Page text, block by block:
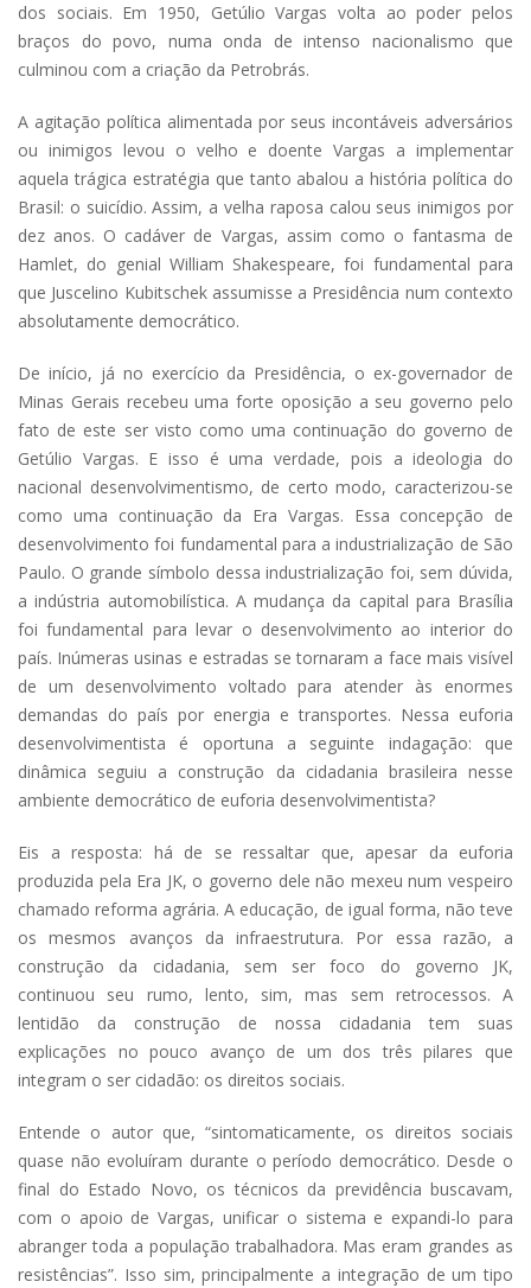
dos sociais. Em 1950, Getúlio Vargas volta ao poder pelos
braços do povo, numa onda de intenso nacionalismo que
culminou com a criação da Petrobrás.
A agitação política alimentada por seus incontáveis adversários
ou inimigos levou o velho e doente Vargas a implementar
aquela trágica estratégia que tanto abalou a história política do
Brasil: o suicídio. Assim, a velha raposa calou seus inimigos por
dez anos. O cadáver de Vargas, assim como o fantasma de
Hamlet, do genial William Shakespeare, foi fundamental para
que Juscelino Kubitschek assumisse a Presidência num contexto
absolutamente democrático.
De início, já no exercício da Presidência, o ex-governador de
Minas Gerais recebeu uma forte oposição a seu governo pelo
fato de este ser visto como uma continuação do governo de
Getúlio Vargas. E isso é uma verdade, pois a ideologia do
nacional desenvolvimentismo, de certo modo, caracterizou-se
como uma continuação da Era Vargas. Essa concepção de
desenvolvimento foi fundamental para a industrialização de São
Paulo. O grande símbolo dessa industrialização foi, sem dúvida,
a indústria automobilística. A mudança da capital para Brasília
foi fundamental para levar o desenvolvimento ao interior do
país. Inúmeras usinas e estradas se tornaram a face mais visível
de um desenvolvimento voltado para atender às enormes
demandas do país por energia e transportes. Nessa euforia
desenvolvimentista é oportuna a seguinte indagação: que
dinâmica seguiu a construção da cidadania brasileira nesse
ambiente democrático de euforia desenvolvimentista?
Eis a resposta: há de se ressaltar que, apesar da euforia
produzida pela Era JK, o governo dele não mexeu num vespeiro
chamado reforma agrária. A educação, de igual forma, não teve
os mesmos avanços da infraestrutura. Por essa razão, a
construção da cidadania, sem ser foco do governo JK,
continuou seu rumo, lento, sim, mas sem retrocessos. A
lentidão da construção de nossa cidadania tem suas
explicações no pouco avanço de um dos três pilares que
integram o ser cidadão: os direitos sociais.
Entende o autor que, “sintomaticamente, os direitos sociais
quase não evoluíram durante o período democrático. Desde o
final do Estado Novo, os técnicos da previdência buscavam,
com o apoio de Vargas, unificar o sistema e expandi-lo para
abranger toda a população trabalhadora. Mas eram grandes as
resistências”. Isso sim, principalmente a integração de um tipo